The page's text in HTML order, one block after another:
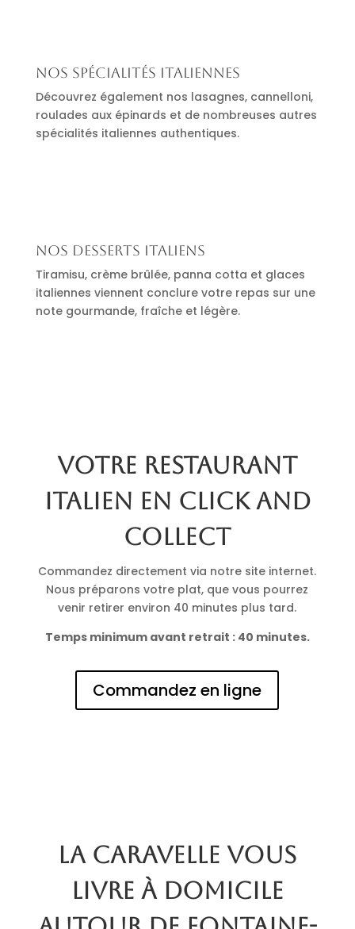
Nos spécialités italiennes
Découvrez également nos lasagnes, cannelloni,
roulades aux épinards et de nombreuses autres
spécialités italiennes authentiques.
Nos desserts italiens
Tiramisu, crème brûlée, panna cotta et glaces
italiennes viennent conclure votre repas sur une
note gourmande, fraîche et légère.
Votre restaurant
italien en click and
collect
Commandez directement via notre site internet.
Nous préparons votre plat, que vous pourrez
venir retirer environ 40 minutes plus tard.
Temps minimum avant retrait : 40 minutes.
Commandez en ligne
La Caravelle vous
livre à domicile